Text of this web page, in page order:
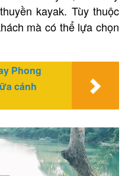
kayak. Tùy thuộc
mà có thể lựa chọn
Phong
cánh